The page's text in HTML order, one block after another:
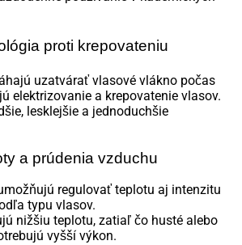
proti krepovateniu
uzatvárať vlasové vlákno počas
elektrizovanie a krepovatenie vlasov.
lesklejšie a jednoduchšie
a prúdenia vzduchu
regulovať teplotu aj intenzitu
typu vlasov.
nižšiu teplotu, zatiaľ čo husté alebo
vyšší výkon.